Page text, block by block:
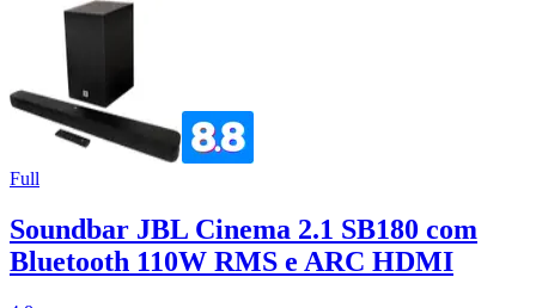
Full
Soundbar JBL Cinema 2.1 SB180 com
Bluetooth 110W RMS e ARC HDMI